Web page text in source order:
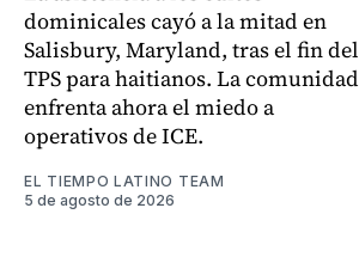
dominicales cayó a la mitad en
Salisbury, Maryland, tras el fin del
TPS para haitianos. La comunidad
enfrenta ahora el miedo a
operativos de ICE.
EL TIEMPO LATINO TEAM
5 de agosto de 2026